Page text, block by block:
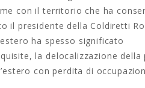
con il territorio che ha
il presidente della Coldiretti
ha spesso significato
la delocalizzazione della
con perdita di